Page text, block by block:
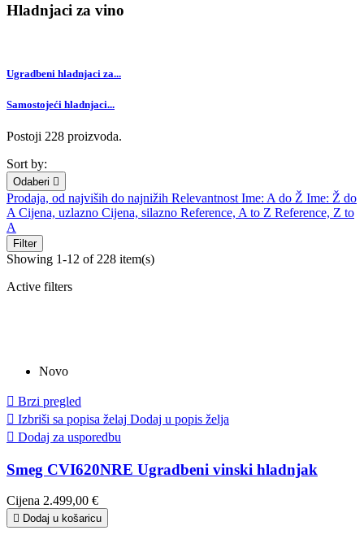
Hladnjaci za vino
Ugradbeni hladnjaci za...
Samostojeći hladnjaci...
Postoji 228 proizvoda.
Sort by:
Odaberi 
Prodaja, od najviših do najnižih Relevantnost Ime: A do Ž Ime: Ž do
A Cijena, uzlazno Cijena, silazno Reference, A to Z Reference, Z to
A
Filter
Showing 1-12 of 228 item(s)
Active filters
Novo
 Brzi pregled
 Izbriši sa popisa želaj Dodaj u popis želja
 Dodaj za usporedbu
Smeg CVI620NRE Ugradbeni vinski hladnjak
Cijena 2.499,00 €
 Dodaj u košaricu